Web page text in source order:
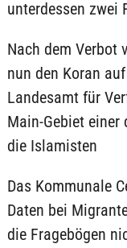
unterdessen zwei
Nach dem Verbot
nun den Koran
Landesamt für
Main-Gebiet einer
die Islamisten
Das Kommunale
Daten bei
die Fragebögen